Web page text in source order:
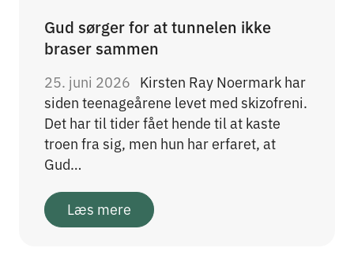
Gud sørger for at tunnelen ikke
braser sammen
25. juni 2026 Kirsten Ray Noermark har
siden teenageårene levet med skizofreni.
Det har til tider fået hende til at kaste
troen fra sig, men hun har erfaret, at
Gud…
Læs mere